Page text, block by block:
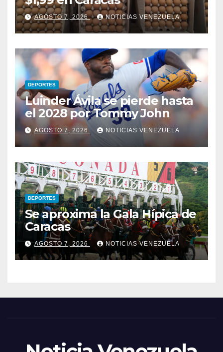
AGOSTO 7, 2026 NOTICIAS VENEZUELA
DEPORTES
Luinder Ávila se pierde hasta
el 2028 por Tommy John
AGOSTO 7, 2026 NOTICIAS VENEZUELA
DEPORTES
Se aproxima la Gala Hípica de
Caracas
AGOSTO 7, 2026 NOTICIAS VENEZUELA